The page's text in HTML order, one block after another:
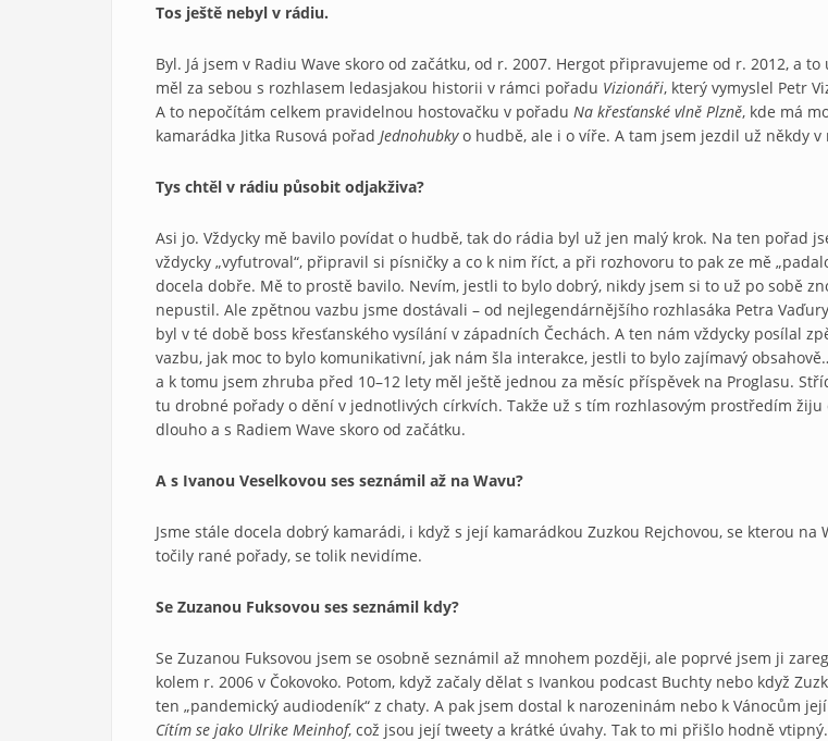
Tos ještě nebyl v rádiu.
Byl. Já jsem v Radiu Wave skoro od začátku, od r. 2007. Hergot připravujeme od r. 2012, a to
měl za sebou s rozhlasem ledasjakou historii v rámci pořadu Vizionáři, který vymyslel Petr
A to nepočítám celkem pravidelnou hostovačku v pořadu Na křesťanské vlně Plzně, kde má
kamarádka Jitka Rusová pořad Jednohubkyo hudbě, ale i o víře. A tam jsem jezdil už někdy v
Tys chtěl v rádiu působit odjakživa?
Asi jo. Vždycky mě bavilo povídat o hudbě, tak do rádia byl už jen malý krok. Na ten pořad
vždycky „vyfutroval“, připravil si písničky a co k nim říct, a při rozhovoru to pak ze mě
docela dobře. Mě to prostě bavilo. Nevím, jestli to bylo dobrý, nikdy jsem si to už po sobě
nepustil. Ale zpětnou vazbu jsme dostávali – od nejlegendárnějšího rozhlasáka Petra
byl v té době boss křesťanského vysílání v západních Čechách. A ten nám vždycky posílal
vazbu, jak moc to bylo komunikativní, jak nám šla interakce, jestli to bylo zajímavý
a k tomu jsem zhruba před 10–12 lety měl ještě jednou za měsíc příspěvek na Proglasu.
tu drobné pořady o dění v jednotlivých církvích. Takže už s tím rozhlasovým prostředím žiju
dlouho a s Radiem Wave skoro od začátku.
A s Ivanou Veselkovou ses seznámil až na Wavu?
Jsme stále docela dobrý kamarádi, i když s její kamarádkou Zuzkou Rejchovou, se kterou na
točily rané pořady, se tolik nevidíme.
Se Zuzanou Fuksovou ses seznámil kdy?
Se Zuzanou Fuksovou jsem se osobně seznámil až mnohem později, ale poprvé jsem ji
kolem r. 2006 v Čokovoko. Potom, když začaly dělat s Ivankou podcast Buchty nebo když
ten „pandemický audiodeník“ z chaty. A pak jsem dostal k narozeninám nebo k Vánocům
Cítím se jako Ulrike Meinhof, což jsou její tweety a krátké úvahy. Tak to mi přišlo hodně vtipný.